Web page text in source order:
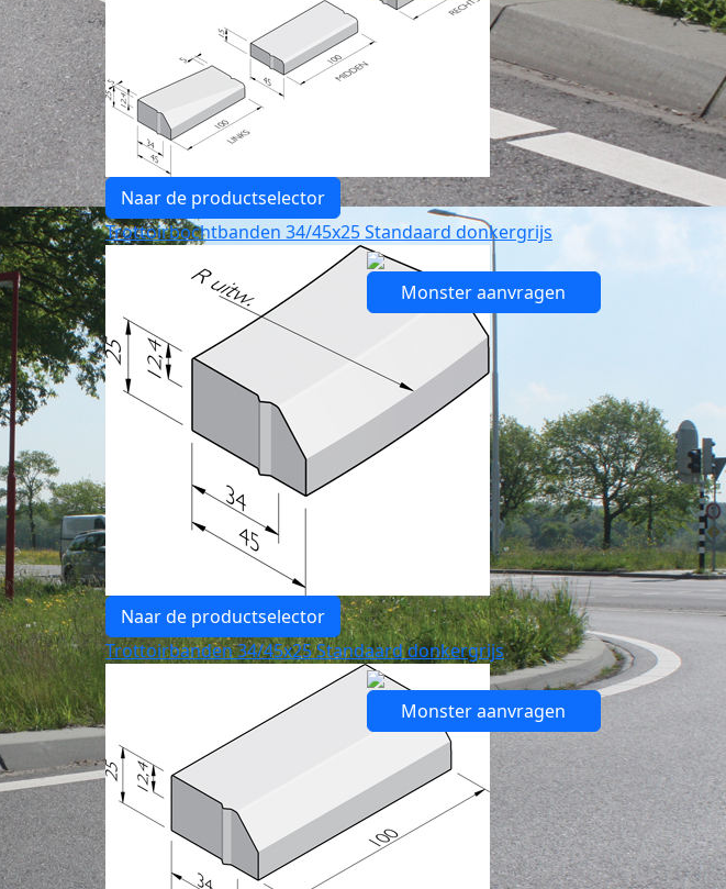
Naar de productselector
Trottoirbochtbanden 34/45x25 Standaard donkergrijs
Naar de productselector
Monster aanvragen
Trottoirbanden 34/45x25 Standaard donkergrijs
Monster aanvragen